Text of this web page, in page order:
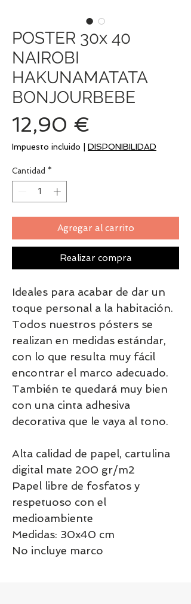
POSTER 30x 40
NAIROBI
HAKUNAMATATA
BONJOURBEBE
12,90 €
Impuesto incluido DISPONIBILIDAD
Cantidad *
Agregar al carrito
Realizar compra
Ideales para acabar de dar un
toque personal a la habitación.
Todos nuestros pósters se
realizan en medidas estándar,
con lo que resulta muy fácil
encontrar el marco adecuado.
También te quedará muy bien
con una cinta adhesiva
decorativa que le vaya al tono.
Alta calidad de papel, cartulina
digital mate 200 gr/m2
Papel libre de fosfatos y
respetuoso con el
medioambiente
Medidas: 30x40 cm
No incluye marco